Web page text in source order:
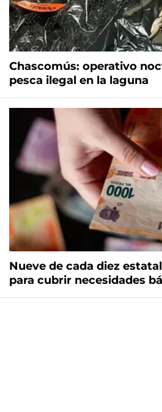
Chascomús: operativo
pesca ilegal en la laguna
Nueve de cada diez
para cubrir necesidades